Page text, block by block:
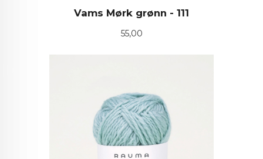
Vams Mørk grønn - 111
Pris
55,00